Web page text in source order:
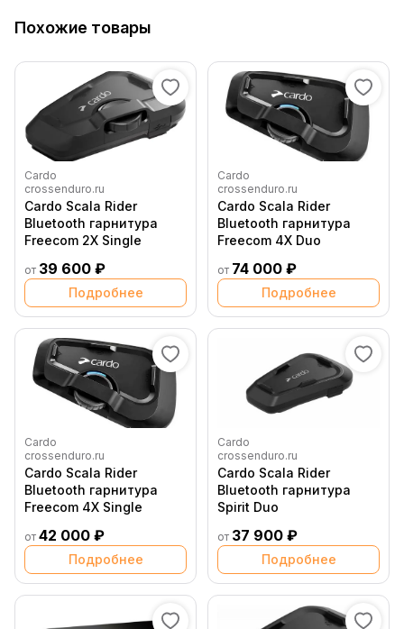
Похожие товары
Cardo
crossenduro.ru
Cardo Scala Rider
Bluetooth гарнитура
Freecom 2X Single
от 39 600 ₽
Подробнее
Cardo
crossenduro.ru
Cardo Scala Rider
Bluetooth гарнитура
Freecom 4X Duo
от 74 000 ₽
Подробнее
Cardo
crossenduro.ru
Cardo Scala Rider
Bluetooth гарнитура
Freecom 4X Single
от 42 000 ₽
Подробнее
Cardo
crossenduro.ru
Cardo Scala Rider
Bluetooth гарнитура
Spirit Duo
от 37 900 ₽
Подробнее